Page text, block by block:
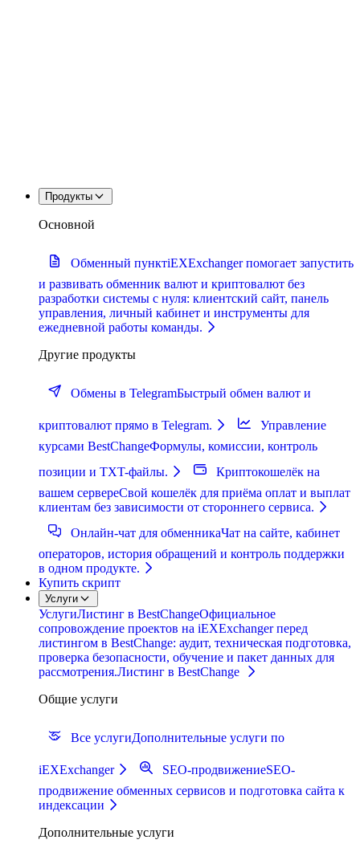
Продукты
Основной
Обменный пунктiEXExchanger помогает запустить
и развивать обменник валют и криптовалют без
разработки системы с нуля: клиентский сайт, панель
управления, личный кабинет и инструменты для
ежедневной работы команды.
Другие продукты
Обмены в TelegramБыстрый обмен валют и
криптовалют прямо в Telegram.
Управление
курсами BestChangeФормулы, комиссии, контроль
позиции и TXT-файлы.
Криптокошелёк на
вашем сервереСвой кошелёк для приёма оплат и выплат
клиентам без зависимости от стороннего сервиса.
Онлайн-чат для обменникаЧат на сайте, кабинет
операторов, история обращений и контроль поддержки
в одном продукте.
Купить скрипт
Услуги
УслугиЛистинг в BestChangeОфициальное
сопровождение проектов на iEXExchanger перед
листингом в BestChange: аудит, техническая подготовка,
проверка безопасности, обучение и пакет данных для
рассмотрения.Листинг в BestChange
Общие услуги
Все услугиДополнительные услуги по
iEXExchanger SEO-продвижениеSEO-
продвижение обменных сервисов и подготовка сайта к
индексации
Дополнительные услуги